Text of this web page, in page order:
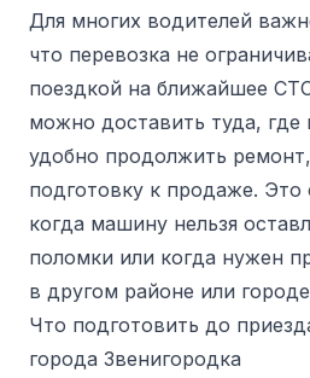
Для многих водителей
что перевозка не
поездкой на ближайшее
можно доставить туда, где
удобно продолжить
подготовку к продаже.
когда машину нельзя
поломки или когда нужен
в другом районе или
Что подготовить до
города Звенигородка